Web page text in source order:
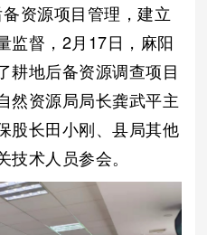
资源项目管理，建立
监督，2月17日，麻阳
耕地后备资源调查项目
然资源局局长龚武平主
股长田小刚、县局其他
术人员参会。